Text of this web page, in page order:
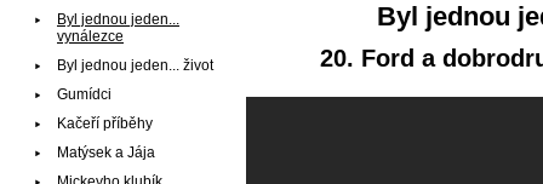
Byl jednou
20. Ford a
Byl jednou jeden...
vynálezce
Byl jednou jeden... život
Gumídci
Kačeří příběhy
Matýsek a Jája